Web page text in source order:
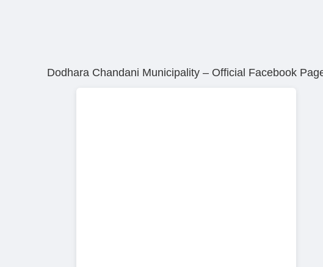
Dodhara Chandani Municipality – Official Facebook